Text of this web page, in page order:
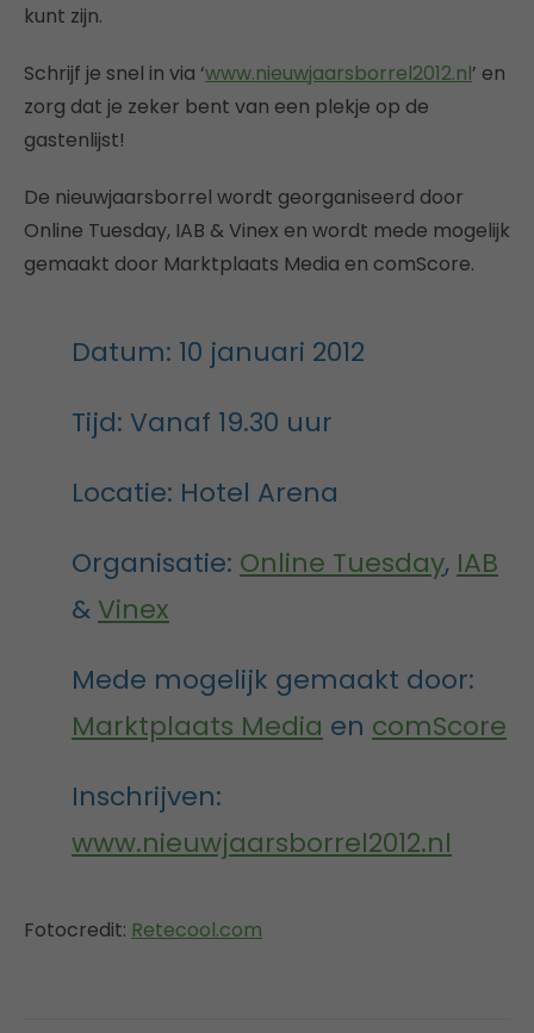
kunt zijn.
Schrijf je snel in via ‘www.nieuwjaarsborrel2012.nl’ en
zorg dat je zeker bent van een plekje op de
gastenlijst!
De nieuwjaarsborrel wordt georganiseerd door
Online Tuesday, IAB & Vinex en wordt mede mogelijk
gemaakt door Marktplaats Media en comScore.
Datum: 10 januari 2012
Tijd: Vanaf 19.30 uur
Locatie: Hotel Arena
Organisatie: Online Tuesday, IAB
& Vinex
Mede mogelijk gemaakt door:
Marktplaats Media en comScore
Inschrijven:
www.nieuwjaarsborrel2012.nl
Fotocredit: Retecool.com